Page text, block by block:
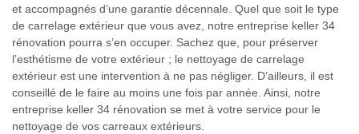
et accompagnés d’une garantie décennale. Quel que soit le type
de carrelage extérieur que vous avez, notre entreprise keller 34
rénovation pourra s’en occuper. Sachez que, pour préserver
l’esthétisme de votre extérieur ; le nettoyage de carrelage
extérieur est une intervention à ne pas négliger. D’ailleurs, il est
conseillé de le faire au moins une fois par année. Ainsi, notre
entreprise keller 34 rénovation se met à votre service pour le
nettoyage de vos carreaux extérieurs.